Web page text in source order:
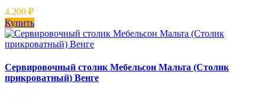
4.200 ₽
Купить
Сервировочный столик Мебельсон Мальта (Столик
прикроватный) Венге